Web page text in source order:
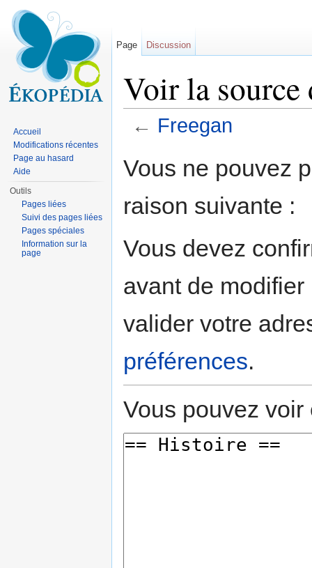
Voir la source
← Freegan
Vous ne pouvez
raison suivante :
Vous devez
avant de
valider votre
préférences.
Vous pouvez
Page Discussion
Accueil
Modifications récentes
Page au hasard
Aide
Outils
Pages liées
Suivi des pages liées
Pages spéciales
Information sur la
page